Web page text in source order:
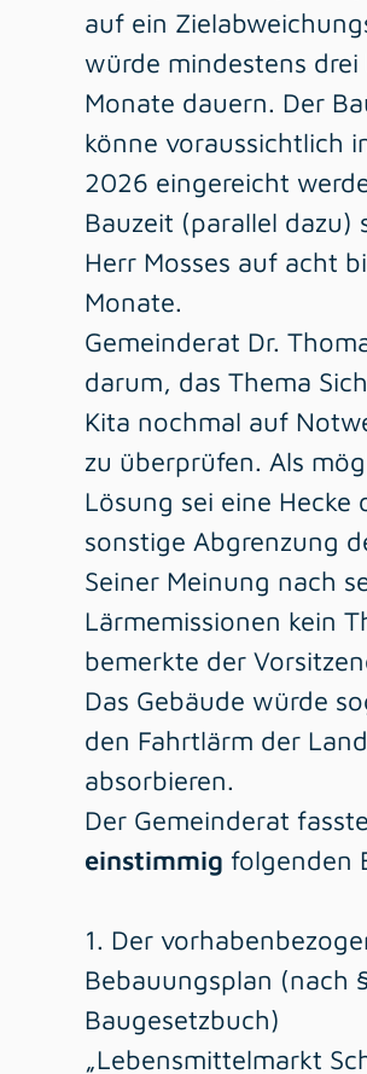
auf ein
würde mindestens drei
Monate dauern. Der
könne voraussichtlich
2026 eingereicht
Bauzeit (parallel dazu)
Herr Mosses auf acht
Monate.
Gemeinderat Dr.
darum, das Thema
Kita nochmal auf
zu überprüfen. Als
Lösung sei eine Hecke
sonstige Abgrenzung
Seiner Meinung nach
Lärmemissionen kein
bemerkte der
Das Gebäude würde
den Fahrtlärm der
absorbieren.
Der Gemeinderat fasste
einstimmig folgenden
1. Der
Bebauungsplan (nach
Baugesetzbuch)
„Lebensmittelmarkt